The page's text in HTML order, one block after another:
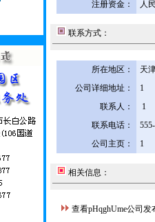
注册资金：
人
联系方式：
所在地区：
天
公司详细地址：
1
联系人：
1
联系电话：
公司主页：
1
相关信息：
查看pHqghUme公司发